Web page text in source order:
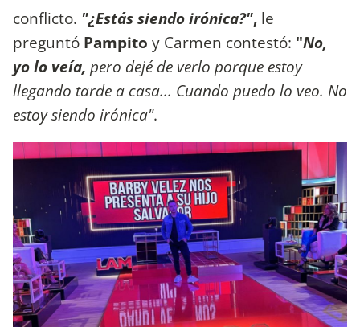
conflicto. "¿Estás siendo irónica?", le
preguntó Pampito y Carmen contestó: "No,
yo lo veía, pero dejé de verlo porque estoy
llegando tarde a casa... Cuando puedo lo veo. No
estoy siendo irónica".